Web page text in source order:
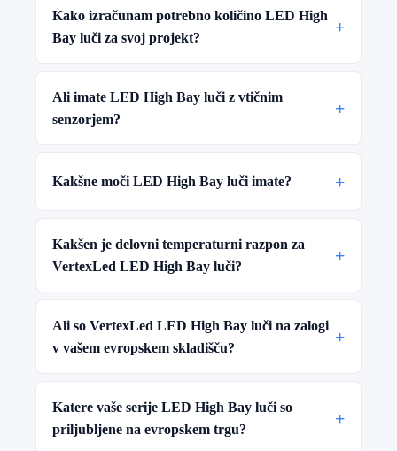
Kako izračunam potrebno količino LED High
Bay luči za svoj projekt?
+
Ali imate LED High Bay luči z vtičnim
senzorjem?
+
Kakšne moči LED High Bay luči imate? +
Kakšen je delovni temperaturni razpon za
VertexLed LED High Bay luči?
+
Ali so VertexLed LED High Bay luči na zalogi
v vašem evropskem skladišču?
+
Katere vaše serije LED High Bay luči so
priljubljene na evropskem trgu?
+